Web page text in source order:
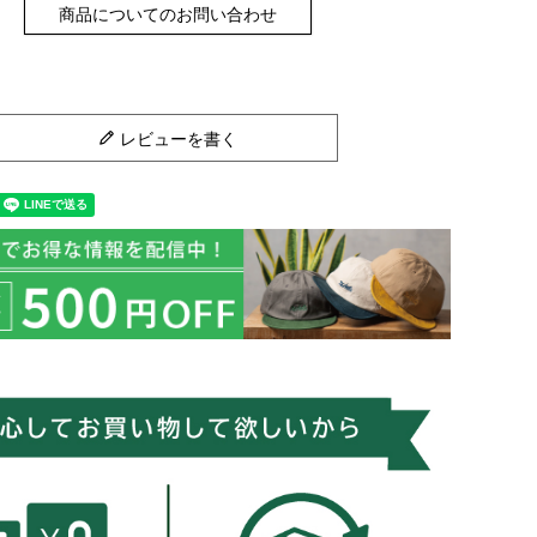
商品についてのお問い合わせ
レビューを書く